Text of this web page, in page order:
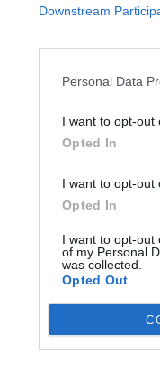
Downstream
Personal Data
I want to opt-out
Opted In
I want to opt-out
Opted In
I want to opt-out
of my Personal
was collected.
Opted Out
ocean side
près de l'océan
pas décrire
appartenir